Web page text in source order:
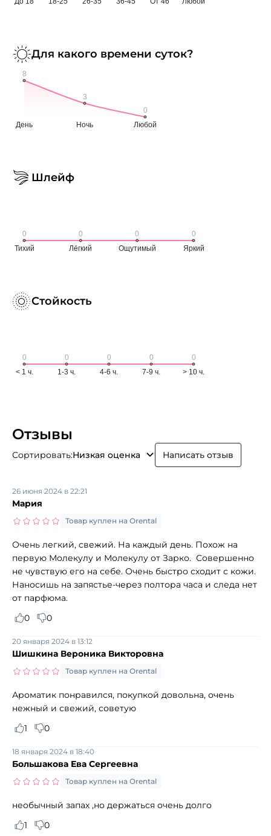
Для какого времени суток?
Шлейф
Стойкость
Отзывы
Сортировать:Низкая оценка Написать отзыв
Мария
26 июня 2024 в 22:21
Товар куплен на Orental
Очень легкий, свежий. На каждый день. Похож на
первую Молекулу и Молекулу от Зарко. Совершенно
не чувствую его на себе. Очень быстро сходит с кожи.
Наносишь на запястье-через полтора часа и следа нет
от парфюма.
0
0
Шишкина Вероника Викторовна
20 января 2024 в 13:12
Товар куплен на Orental
Ароматик понравился, покупкой довольна, очень
нежный и свежий, советую
1
0
Большакова Ева Сергеевна
18 января 2024 в 18:40
Товар куплен на Orental
необычный запах ,но держаться очень долго
1
0